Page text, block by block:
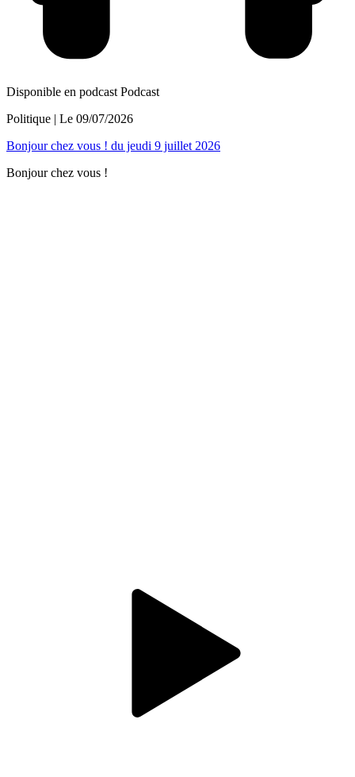
Disponible en podcast Podcast
Politique | Le 09/07/2026
Bonjour chez vous ! du jeudi 9 juillet 2026
Bonjour chez vous !